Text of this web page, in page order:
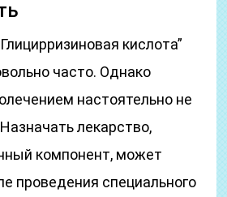
кислота”
часто. Однако
настоятельно не
лекарство,
компонент, может
проведения специального